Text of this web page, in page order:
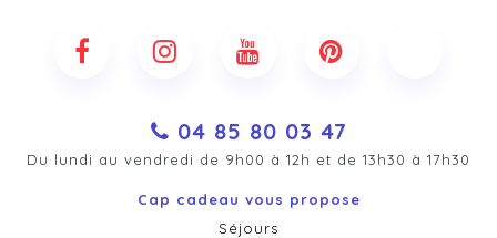
04 85 80 03 47
Du lundi au vendredi de 9h00 à 12h et de 13h30 à 17h30
Cap cadeau vous propose
Séjours